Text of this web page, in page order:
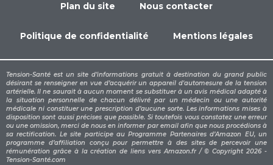
Plan du site Nous contacter
Politique de confidentialité Mentions légales
Tension-Santé est un site d’informations gratuit à destination du grand public
désirant se renseigner en vue d’acquérir un appareil d'automesure de la tension
artérielle. Il ne saurait à aucun moment se substituer à un avis médical adapté à
la situation personnelle de chacun délivré par un médecin ou une autorité
médicale ni constituer une prescription d’aucune sorte. Les informations mises à
disposition sont aussi précises que possible. Si toutefois vous constatez une erreur
ou une omission, merci de nous en informer par email afin que nous procédions à
sa rectification. Le site participe au Programme Partenaires d’Amazon EU, un
programme d’affiliation conçu pour permettre à des sites de percevoir une
rémunération grâce à la création de liens vers Amazon.fr / © Copyright 2026 -
Tension-Santé.com